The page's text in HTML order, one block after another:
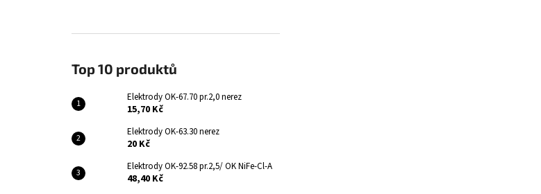
Top 10 produktů
Elektrody OK-67.70 pr.2,0 nerez
15,70 Kč
Elektrody OK-63.30 nerez
20 Kč
Elektrody OK-92.58 pr.2,5/ OK NiFe-Cl-A
48,40 Kč